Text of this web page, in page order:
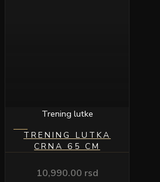
Trening lutke
TRENING LUTKA
CRNA 65 CM
10,990.00 rsd